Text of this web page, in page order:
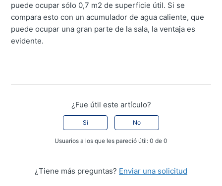
puede ocupar sólo 0,7 m2 de superficie útil. Si se
compara esto con un acumulador de agua caliente, que
puede ocupar una gran parte de la sala, la ventaja es
evidente.
¿Fue útil este artículo?
Sí No
Usuarios a los que les pareció útil: 0 de 0
¿Tiene más preguntas? Enviar una solicitud